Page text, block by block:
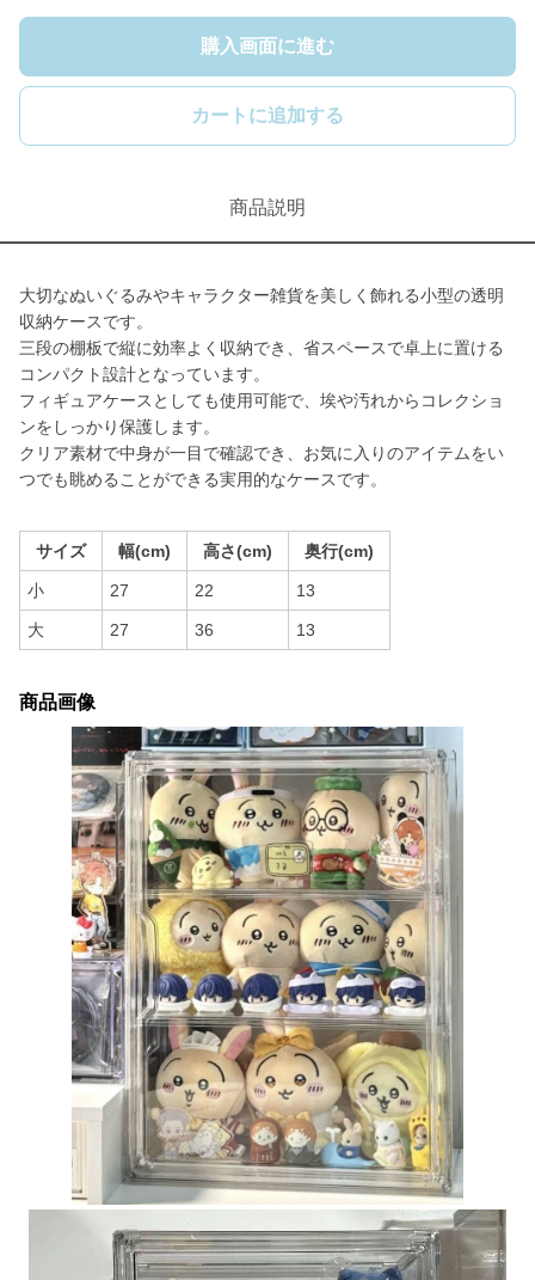
購入画面に進む
カートに追加する
商品説明
大切なぬいぐるみやキャラクター雑貨を美しく飾れる小型の透明
収納ケースです。
三段の棚板で縦に効率よく収納でき、省スペースで卓上に置ける
コンパクト設計となっています。
フィギュアケースとしても使用可能で、埃や汚れからコレクショ
ンをしっかり保護します。
クリア素材で中身が一目で確認でき、お気に入りのアイテムをい
つでも眺めることができる実用的なケースです。
サイズ 幅(cm) 高さ(cm) 奥行(cm)
小 27 22 13
大 27 36 13
商品画像